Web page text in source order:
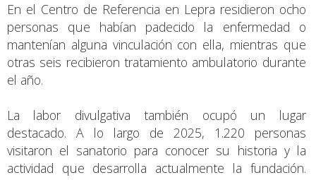
En el Centro de Referencia en Lepra residieron ocho
personas que habían padecido la enfermedad o
mantenían alguna vinculación con ella, mientras que
otras seis recibieron tratamiento ambulatorio durante
el año.
La labor divulgativa también ocupó un lugar
destacado. A lo largo de 2025, 1.220 personas
visitaron el sanatorio para conocer su historia y la
actividad que desarrolla actualmente la fundación.